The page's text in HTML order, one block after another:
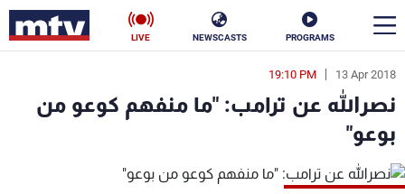
PROGRAMS
NEWSCASTS
LIVE
13 Apr 2018
19:10 PM
نصرالله عن ترامب: "ما منفهم كوعو من
بوعو"
en
الأخبار
سياسة